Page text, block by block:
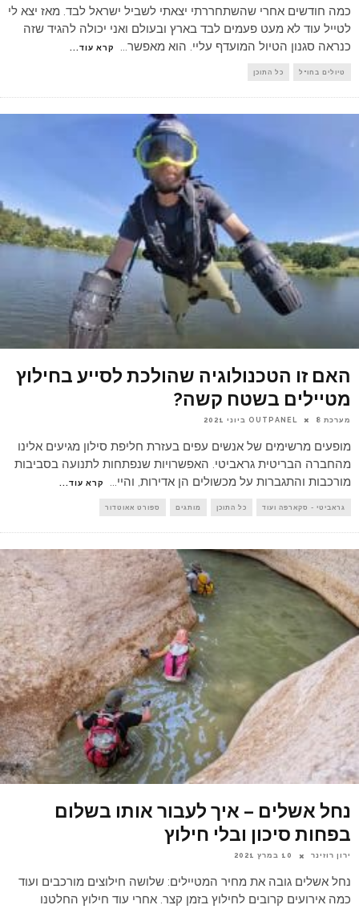
כמה חודשים אחרי שהשתחררתי יצאתי לשביל ישראל לבד. מאז יצא לי
לטייל עוד לא מעט פעמים לבד בארץ ובעולם ואני יכולה להגיד שזה
כנראה סגנון הטיול המועדף עליי. הוא מאפשר... קרא עוד...
טיולים בחו"ל כל התוכן
האם זו הטכנולוגיה שהולכת לסייע בחילוץ
מטיילים בשטח קשה?
מערכת OUTPANEL 8 ביוני 2021
מופעים מרשימים של אנשים עפים בעזרת חליפת סילון מגיעים אלינו
מהחברה הבריטית גראביטי. האפשרויות שנפתחות לתנועה בסביבות
מורכבות והתגברות על מכשולים הן אדירות, והיי... קרא עוד...
גראביטי - סקארפה ועוד כל התוכן מותגים ספורט אאוטדור
נחל אשלים – איך לעבור אותו בשלום
בפחות סיכון ובלי חילוץ
ירון רוזינר 10 במרץ 2021
נחל אשלים גובה את מחיר המטיילים: שלושה חילוצים מורכבים ועוד
כמה אירועים קרובים לחילוץ בזמן קצר. אחרי עוד חילוץ החלטנו